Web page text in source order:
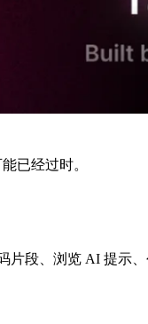
已经过时。
片段、浏览 AI 提示